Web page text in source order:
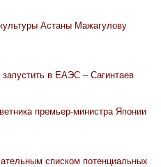
Астаны Мажагулову
в ЕАЭС – Сагинтаев
премьер-министра Японии
списком потенциальных